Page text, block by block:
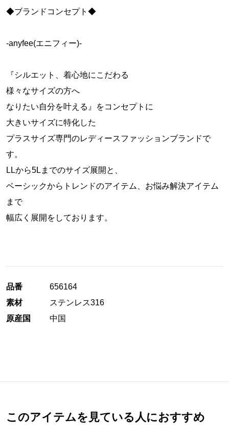
◆ブランドコンセプト◆
-anyfee(エニフィー)-
『シルエット、着心地にこだわる
様々なサイズの方へ
なりたい自分を叶える』をコンセプトに
大きいサイズに特化した
プラスサイズ専門のレディースファッションブランドで
す。
LLから5Lまでのサイズ展開と、
ベーシックからトレンドのアイテム、お悩み解決アイテム
まで
幅広く展開をしております。
品番
656164
素材
ステンレス316
原産国
中国
このアイテムを見ている人におすすめ